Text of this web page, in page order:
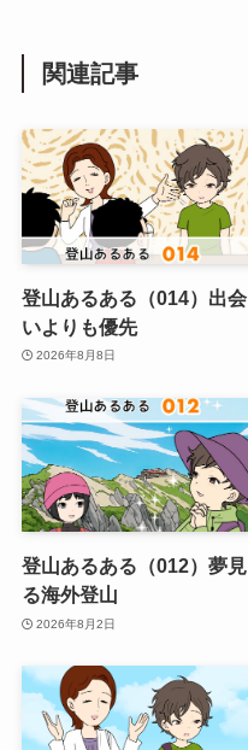
関連記事
登山あるある（014）出会
いよりも優先
2026年8月8日
登山あるある（012）夢見
る海外登山
2026年8月2日